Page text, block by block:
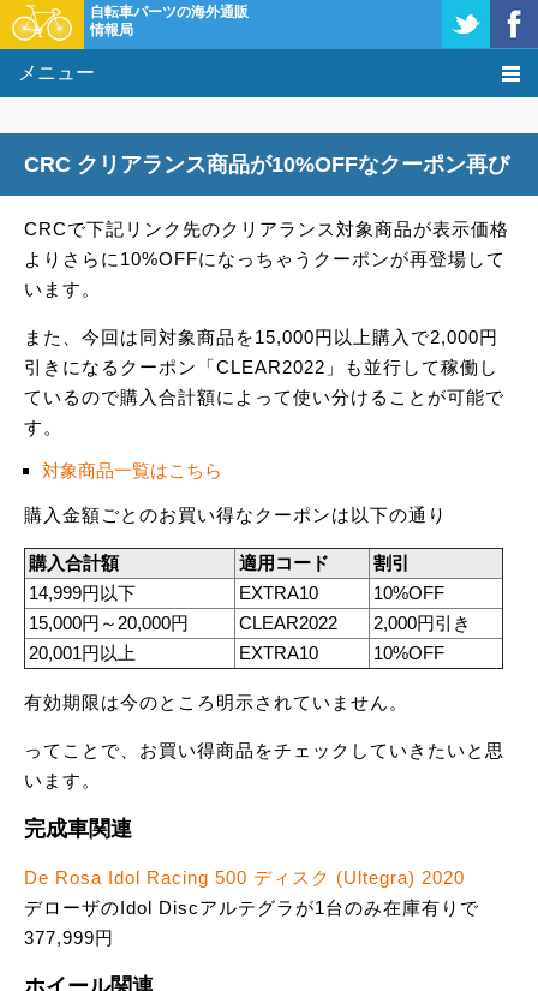
自転車パーツの海外通販
情報局
メニュー
基礎知識
クーポン＆セール
激安情報
CRC クリアランス商品が10%OFFなクーポン再び
CRCで下記リンク先のクリアランス対象商品が表示価格
よりさらに10%OFFになっちゃうクーポンが再登場して
います。
また、今回は同対象商品を15,000円以上購入で2,000円
引きになるクーポン「CLEAR2022」も並行して稼働し
ているので購入合計額によって使い分けることが可能で
す。
対象商品一覧はこちら
購入金額ごとのお買い得なクーポンは以下の通り
購入合計額 適用コード
割引
14,999円以下
EXTRA10
10%OFF
15,000円～20,000円
CLEAR2022
2,000円引き
20,001円以上
EXTRA10 10%OFF
有効期限は今のところ明示されていません。
ってことで、お買い得商品をチェックしていきたいと思
います。
完成車関連
De Rosa Idol Racing 500 ディスク (Ultegra) 2020
デローザのIdol Discアルテグラが1台のみ在庫有りで
377,999円
ホイール関連